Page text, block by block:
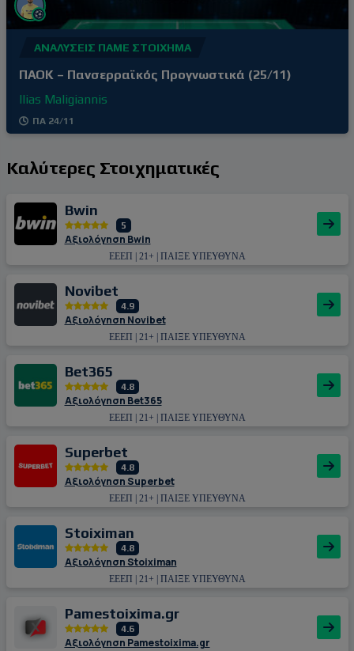
ΑΝΑΛΎΣΕΙΣ ΠΆΜΕ ΣΤΟΊΧΗΜΑ
ΠΑΟΚ – Πανσερραϊκός Προγνωστικά (25/11)
Ilias Maligiannis
ΠΑ 24/11
Καλύτερες Στοιχηματικές
Bwin
5
Αξιολόγηση Bwin
ΕΕΕΠ | 21+ | ΠΑΙΞΕ ΥΠΕΥΘΥΝΑ
Novibet
4.9
Αξιολόγηση Novibet
ΕΕΕΠ | 21+ | ΠΑΙΞΕ ΥΠΕΥΘΥΝΑ
Bet365
4.8
Αξιολόγηση Bet365
ΕΕΕΠ | 21+ | ΠΑΙΞΕ ΥΠΕΥΘΥΝΑ
Superbet
4.8
Αξιολόγηση Superbet
ΕΕΕΠ | 21+ | ΠΑΙΞΕ ΥΠΕΥΘΥΝΑ
Stoiximan
4.8
Αξιολόγηση Stoiximan
ΕΕΕΠ | 21+ | ΠΑΙΞΕ ΥΠΕΥΘΥΝΑ
Pamestoixima.gr
4.6
Αξιολόγηση Pamestoixima.gr